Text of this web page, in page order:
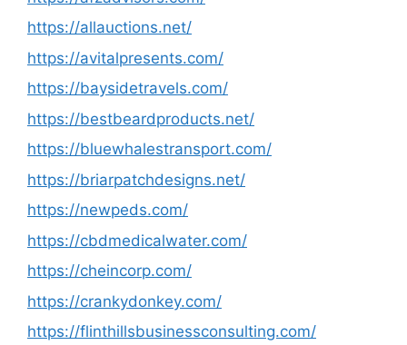
https://allauctions.net/
https://avitalpresents.com/
https://baysidetravels.com/
https://bestbeardproducts.net/
https://bluewhalestransport.com/
https://briarpatchdesigns.net/
https://newpeds.com/
https://cbdmedicalwater.com/
https://cheincorp.com/
https://crankydonkey.com/
https://flinthillsbusinessconsulting.com/